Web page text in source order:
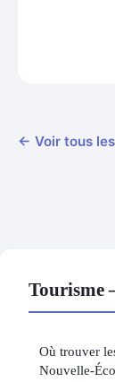
← Voir tous
Tourisme
Où trouver
Nouvelle-